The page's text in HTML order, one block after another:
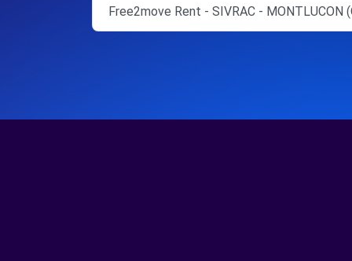
Free2move Rent - SIVRAC - MONTLUCON